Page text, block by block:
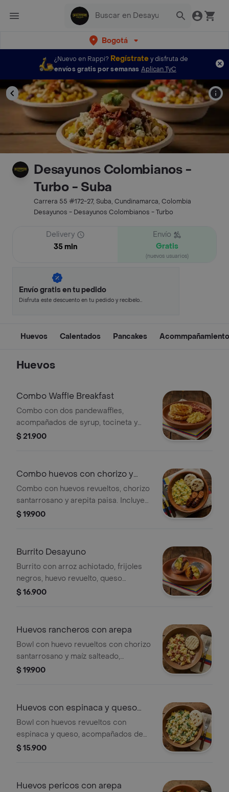
Bogotá
¿Nuevo en Rappi? Regístratey disfruta de
envíos gratis por semanas Aplican TyC
Desayunos Colombianos -
Turbo - Suba
Carrera 55 #172-27, Suba, Cundinamarca, Colombia
Desayunos - Desayunos Colombianos - Turbo
Delivery
35 min
Envío
Gratis
(nuevos usuarios)
Envío gratis en tu pedido
Disfruta este descuento en tu pedido y recíbelo
Huevos Calentados Pancakes
Huevos
Combo Waffle Breakfast
Combo con dos pandewaffles,
acompañados de syrup, tocineta y
huevos revueltos.
$ 21.900
Combo huevos con chorizo y
arepa
Combo con huevos revueltos, chorizo
santarrosano y arepita paisa. Incluye
cebolla y pimientos verdes.
$ 19.900
Burrito Desayuno
Burrito con arroz achiotado, frijoles
negros, huevo revuelto, queso
mozzarella, guacamole, pico de gallo,
$ 16.900
Huevos rancheros con arepa
Bowl con huevo revueltos con chorizo
santarrosano y maíz salteado,
acompañados de arepita paisa.
$ 19.900
Huevos con espinaca y queso
con arepa
Bowl con huevos revueltos con
espinaca y queso, acompañados de
arepita paisa.
$ 15.900
Huevos pericos con arepa